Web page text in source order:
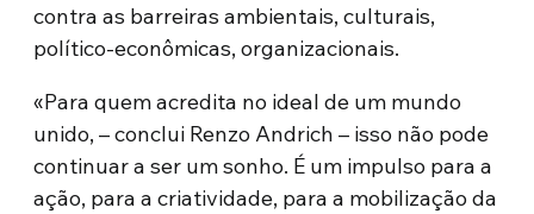
contra as barreiras ambientais, culturais,
político-econômicas, organizacionais.
«Para quem acredita no ideal de um mundo
unido, – conclui Renzo Andrich – isso não pode
continuar a ser um sonho. É um impulso para a
ação, para a criatividade, para a mobilização da